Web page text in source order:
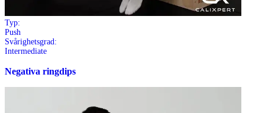
Typ:
Push
Svårighetsgrad:
Intermediate
Negativa ringdips